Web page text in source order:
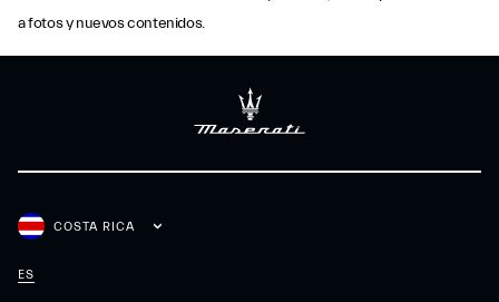
a fotos y nuevos contenidos.
COSTA RICA
ES